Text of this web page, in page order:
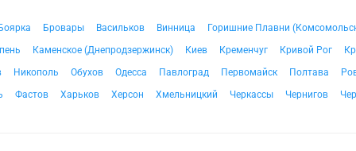
Бровары Васильков Винница
Горишние Плавни
Каменское (Днепродзержинск) Киев Кременчуг Кривой Рог
Никополь Обухов Одесса Павлоград Первомайск Полтава
Фастов Харьков Херсон Хмельницкий Черкассы Чернигов